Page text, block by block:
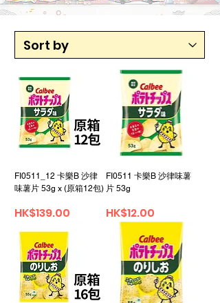
FI0511_12 卡樂B 沙律
味薯片 53g x (原箱12包)
Price
HK$139.00
FI0511 卡樂B 沙律味薯
片 53g
Price
HK$12.00